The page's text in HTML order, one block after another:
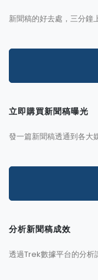
新聞稿的好去處，三分鐘
立即購買新聞稿曝光
發一篇新聞稿透通到各大
分析新聞稿成效
透過Trek數據平台的分析